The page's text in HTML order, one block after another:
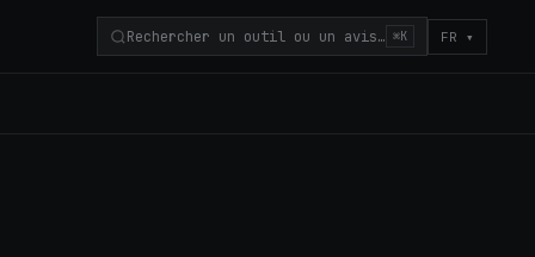
Rechercher un outil ou un avis… ⌘K FR ▾